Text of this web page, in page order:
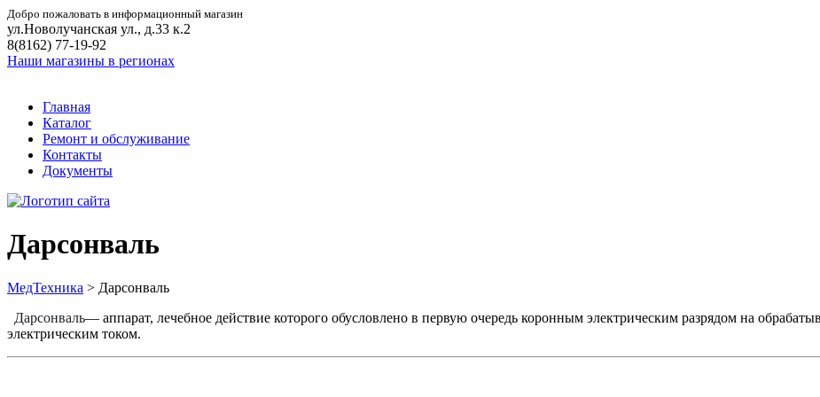
Добро пожаловать в информационный магазин
ул.Новолучанская ул., д.33 к.2
8(8162) 77-19-92
Наши магазины в регионах
Главная
Каталог
Ремонт и обслуживание
Контакты
Документы
Дарсонваль
МедТехника > Дарсонваль
Дарсонваль— аппарат, лечебное действие которого обусловлено в первую очередь коронным электрическим разрядом на
электрическим током.